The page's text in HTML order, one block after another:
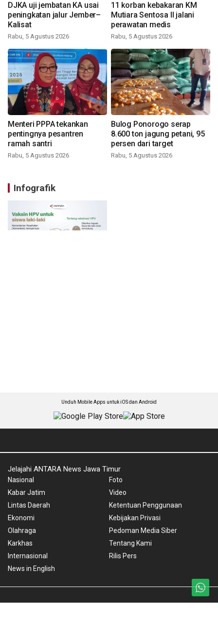
DJKA uji jembatan KA usai
peningkatan jalur Jember–
Kalisat
Rabu, 5 Agustus 2026
11 korban kebakaran KM
Mutiara Sentosa II jalani
perawatan medis
Rabu, 5 Agustus 2026
Menteri PPPA tekankan
pentingnya pesantren
ramah santri
Rabu, 5 Agustus 2026
Bulog Ponorogo serap
8.600 ton jagung petani, 95
persen dari target
Rabu, 5 Agustus 2026
Infografik
Unduh Mobile Apps untuk iOS dan Android
Jelajahi ANTARA News Jawa Timur
Nasional
Kabar Jatim
Lintas Daerah
Ekonomi
Olahraga
Karkhas
Internasional
News in English
Foto
Video
Ketentuan Penggunaan
Kebijakan Privasi
Pedoman Media Siber
Tentang Kami
Rilis Pers